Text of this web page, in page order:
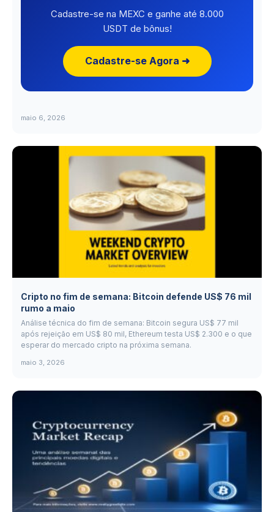
Cadastre-se na MEXC e ganhe até 8.000
USDT de bônus!
Cadastre-se Agora ➜
maio 6, 2026
Cripto no fim de semana: Bitcoin defende US$ 76 mil
rumo a maio
Análise técnica do fim de semana: Bitcoin segura US$ 77 mil
após rejeição em US$ 80 mil, Ethereum testa US$ 2.300 e o que
esperar do mercado cripto na próxima semana.
maio 3, 2026